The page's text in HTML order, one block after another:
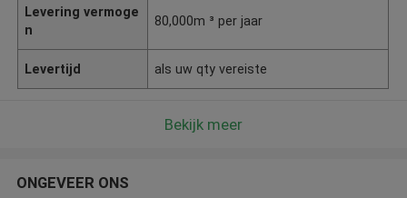
Levering vermoge
n
80,000m ³ per jaar
Levertijd als uw qty vereiste
Bekijk meer
ONGEVEER ONS